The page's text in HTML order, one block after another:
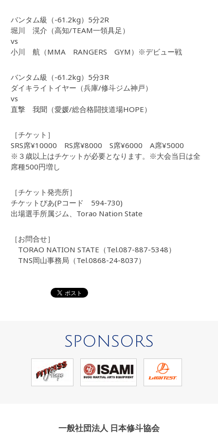
バンタム級（-61.2kg）5分2R
堀川 滉介（高知/TEAM一領具足）
vs
小川 航（MMA RANGERS GYM）※デビュー戦
バンタム級（-61.2kg）5分3R
ダイキライトイヤー（兵庫/修斗ジム神戸）
vs
直撃 我聞（愛媛/総合格闘技道場HOPE）
［チケット］
SRS席¥10000 RS席¥8000 S席¥6000 A席¥5000
※３歳以上はチケットが必要となります。※大会当日は全
席種500円増し
［チケット発売所］
チケットぴあ(Pコード 594-730)
出場選手所属ジム、Torao Nation State
［お問合せ］
TORAO NATION STATE（Tel.087-887-5348）
TNS岡山事務局（Tel.0868-24-8037）
SPONSORS
一般社団法人 日本修斗協会